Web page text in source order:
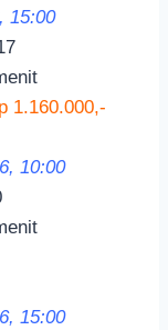
15:00
1.160.000,-
10:00
15:00